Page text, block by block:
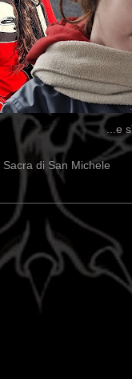
...e
Sacra di San Michele